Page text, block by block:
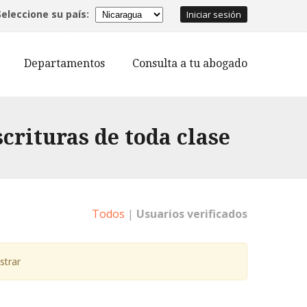
Iniciar sesión
su país:
Departamentos Consulta a tu abogado
de toda clase
Todos | Usuarios verificados